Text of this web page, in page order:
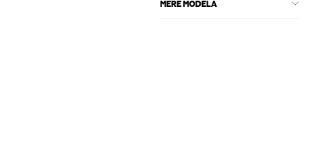
MERE MODELA